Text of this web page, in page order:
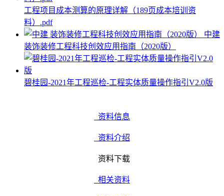
工程项目成本测算的原理详解（189页成本培训资
料）.pdf
中建
装饰装修工程科技创效应用指南（2020版）
碧桂园-2021年工程巡检-工程实体质量操作指引V2.0版
资料信息
资料介绍
资料下载
相关资料